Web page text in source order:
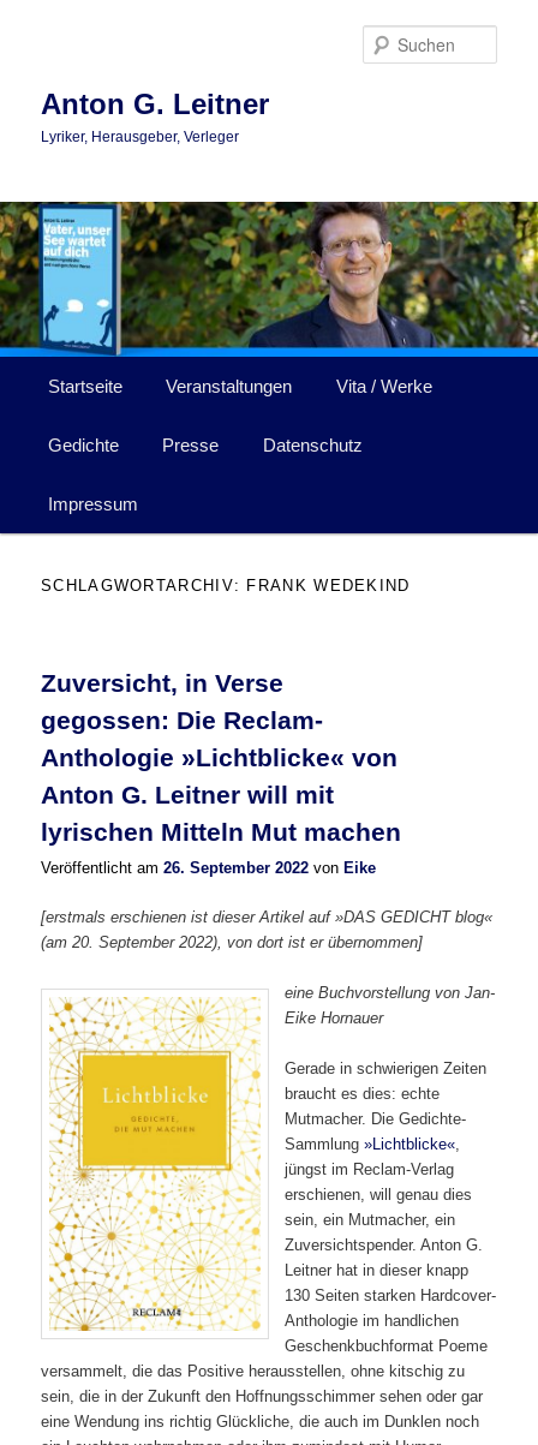
Anton G. Leitner
Lyriker, Herausgeber, Verleger
Startseite Veranstaltungen Vita / Werke
Gedichte Presse Datenschutz
Impressum
SCHLAGWORTARCHIV: FRANK WEDEKIND
Zuversicht, in Verse
gegossen: Die Reclam-
Anthologie »Lichtblicke« von
Anton G. Leitner will mit
lyrischen Mitteln Mut machen
Veröffentlicht am26. September 2022 von Eike
[erstmals erschienen ist dieser Artikel auf »DAS GEDICHT blog«
(am 20. September 2022), von dort ist er übernommen]
eine Buchvorstellung von Jan-
Eike Hornauer
Gerade in schwierigen Zeiten
braucht es dies: echte
Mutmacher. Die Gedichte-
Sammlung»Lichtblicke«,
jüngst im Reclam-Verlag
erschienen, will genau dies
sein, ein Mutmacher, ein
Zuversichtspender. Anton G.
Leitner hat in dieser knapp
130 Seiten starken Hardcover-
Anthologie im handlichen
Geschenkbuchformat Poeme
versammelt, die das Positive herausstellen, ohne kitschig zu
sein, die in der Zukunft den Hoffnungsschimmer sehen oder gar
eine Wendung ins richtig Glückliche, die auch im Dunklen noch